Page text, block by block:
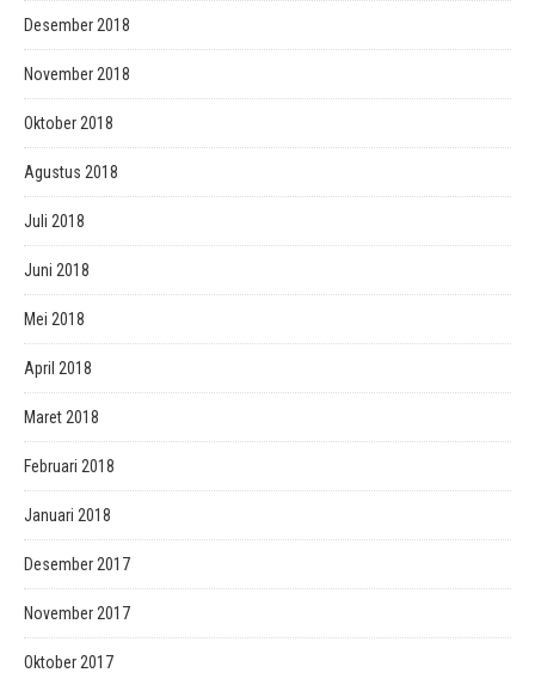
Desember 2018
November 2018
Oktober 2018
Agustus 2018
Juli 2018
Juni 2018
Mei 2018
April 2018
Maret 2018
Februari 2018
Januari 2018
Desember 2017
November 2017
Oktober 2017